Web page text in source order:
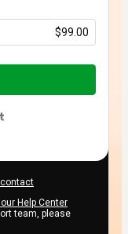
$99.00
Help Center
team, please